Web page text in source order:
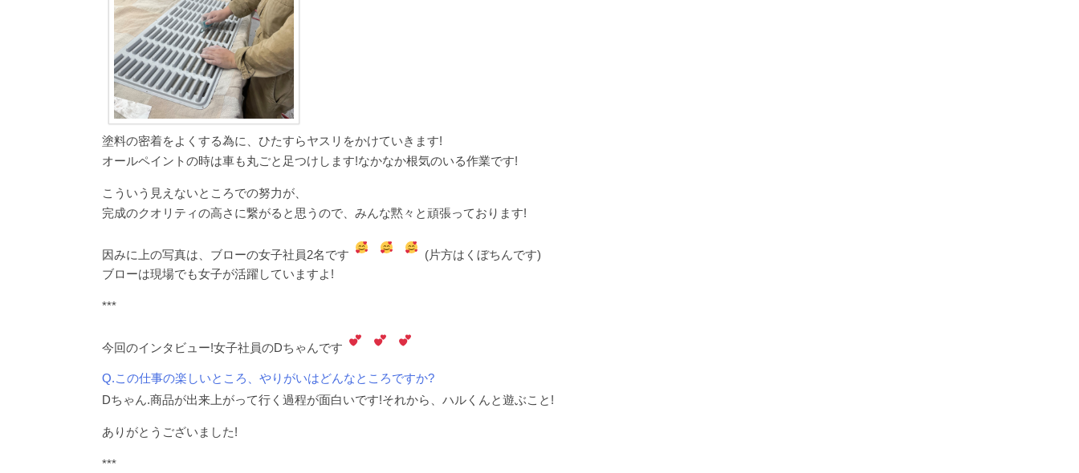
塗料の密着をよくする為に、ひたすらヤスリをかけていきます!
オールペイントの時は車も丸ごと足つけします!なかなか根気のいる作業です!
こういう見えないところでの努力が、
完成のクオリティの高さに繋がると思うので、みんな黙々と頑張っております!
因みに上の写真は、ブローの女子社員2名です
(片方はくぼちんです)
ブローは現場でも女子が活躍していますよ!
***
今回のインタビュー!女子社員のDちゃんです
Q.この仕事の楽しいところ、やりがいはどんなところですか?
Dちゃん.商品が出来上がって行く過程が面白いです!それから、ハルくんと遊ぶこと!
ありがとうございました!
***